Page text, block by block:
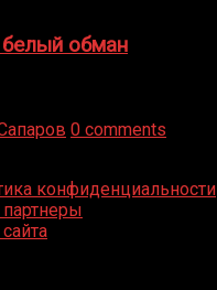
обман
0 comments
конфиденциальности